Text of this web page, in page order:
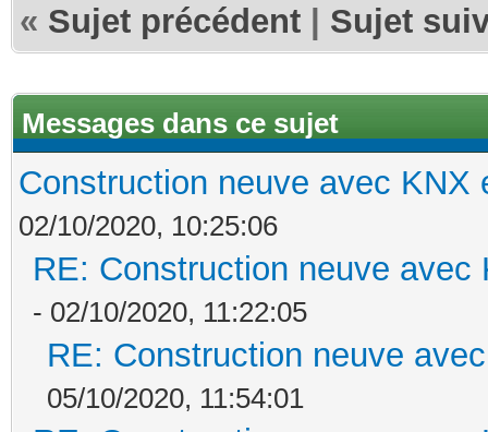
« Sujet précédent Sujet
Messages dans ce sujet
Construction neuve avec KNX
02/10/2020, 10:25:06
RE: Construction neuve avec
- 02/10/2020, 11:22:05
RE: Construction neuve
05/10/2020, 11:54:01